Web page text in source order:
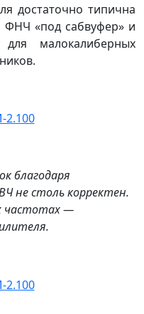
достаточно типична
«под сабвуфер» и
малокалиберных
благодаря
не столь корректен.
частотах —